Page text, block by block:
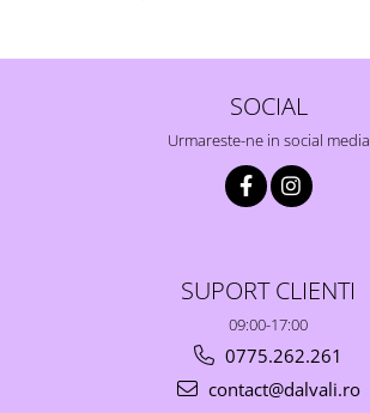
SOCIAL
Urmareste-ne in social media
SUPORT CLIENTI
09:00-17:00
0775.262.261
contact@dalvali.ro